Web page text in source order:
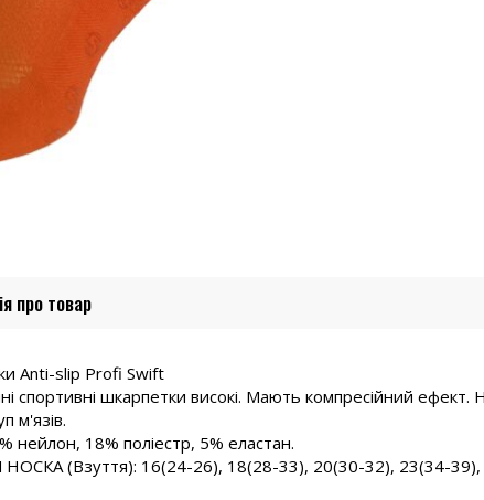
про товар
Anti-slip Profi Swift
спортивні шкарпетки високі. Мають компресійний ефект.
м'язів.
нейлон, 18% поліестр, 5% еластан.
(Взуття): 16(24-26), 18(28-33), 20(30-32), 23(34-39),